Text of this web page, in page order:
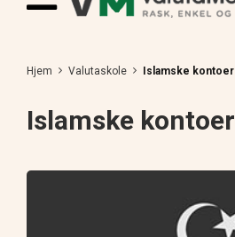
Hjem Valutaskole Islamske kontoer
Islamske kontoer